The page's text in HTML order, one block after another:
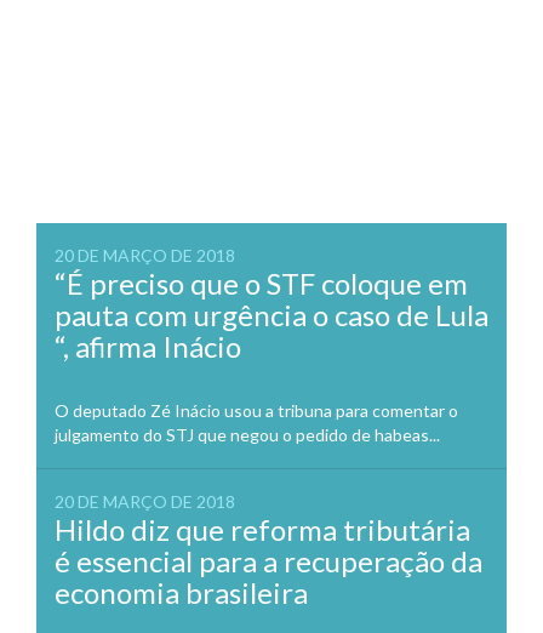
20 DE MARÇO DE 2018
“É preciso que o STF coloque em
pauta com urgência o caso de Lula
“, afirma Inácio
O deputado Zé Inácio usou a tribuna para comentar o
julgamento do STJ que negou o pedido de habeas...
20 DE MARÇO DE 2018
Hildo diz que reforma tributária
é essencial para a recuperação da
economia brasileira